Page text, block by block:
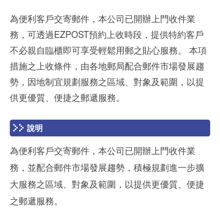
為便利客戶交寄郵件，本公司已開辦上門收件業
務，可透過EZPOST預約上收時段，提供特約客戶
不必親自臨櫃即可享受輕鬆用郵之貼心服務。 本項
措施之上收條件，由各地郵局配合郵件市場發展趨
勢，因地制宜規劃服務之區域、對象及範圍，以提
供更優質、便捷之郵遞服務。
說明
為便利客戶交寄郵件，本公司已開辦上門收件業
務，並配合郵件市場發展趨勢，積極規劃進一步擴
大服務之區域、對象及範圍，以提供更優質、便捷
之郵遞服務。